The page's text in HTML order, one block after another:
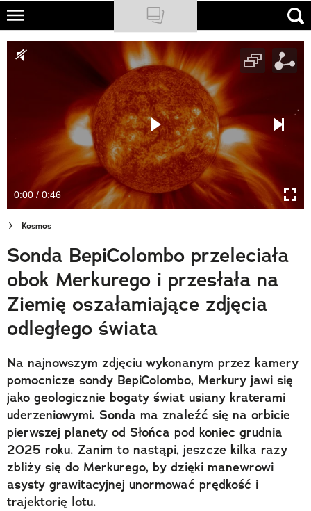
Skip
main
NATIONAL GEOGRAPHIC
Newsletter
Cuda Polski
Wielki Konkurs Fotograficzny
Trendbook Podróżniczy
Polecane
0:00 / 0:46
Kosmos
Sonda BepiColombo przeleciała
obok Merkurego i przesłała na
Ziemię oszałamiające zdjęcia
odległego świata
Na najnowszym zdjęciu wykonanym przez kamery
pomocnicze sondy BepiColombo, Merkury jawi się
jako geologicznie bogaty świat usiany kraterami
uderzeniowymi. Sonda ma znaleźć się na orbicie
pierwszej planety od Słońca pod koniec grudnia
2025 roku. Zanim to nastąpi, jeszcze kilka razy
zbliży się do Merkurego, by dzięki manewrowi
asysty grawitacyjnej unormować prędkość i
trajektorię lotu.